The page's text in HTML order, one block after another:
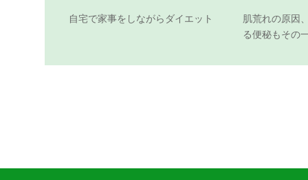
自宅で家事をしながらダイエット
肌荒れの原因
る便秘もその